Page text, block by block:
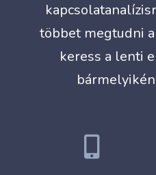
többet megtudni
keress a lenti
